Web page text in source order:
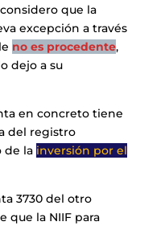
que la
excepción a través
no es procedente,
dejo a su
en concreto tiene
del registro
de la inversión por el
3730 del otro
que la NIIF para